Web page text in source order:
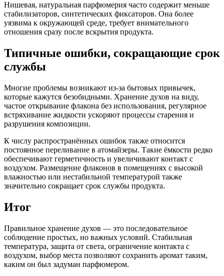
Нишевая, натуральная парфюмерия часто содержит меньше
стабилизаторов, синтетических фиксаторов. Она более
уязвима к окружающей среде, требует внимательного
отношения сразу после вскрытия продукта.
Типичные ошибки, сокращающие срок
службы
Многие проблемы возникают из-за бытовых привычек,
которые кажутся безобидными. Хранение духов на виду,
частое открывание флакона без использования, регулярное
встряхивание жидкости ускоряют процессы старения и
разрушения композиции.
К числу распространённых ошибок также относится
постоянное переливание в атомайзеры. Такие ёмкости редко
обеспечивают герметичность и увеличивают контакт с
воздухом. Размещение флаконов в помещениях с высокой
влажностью или нестабильной температурой также
значительно сокращает срок службы продукта.
Итог
Правильное хранение духов — это последовательное
соблюдение простых, но важных условий. Стабильная
температура, защита от света, ограничение контакта с
воздухом, выбор места позволяют сохранить аромат таким,
каким он был задуман парфюмером.